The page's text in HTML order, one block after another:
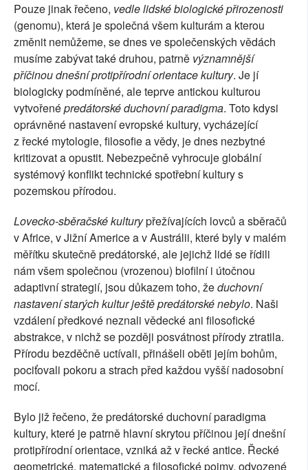
Pouze jinak řečeno, vedle lidské biologické přirozenosti
(genomu), která je společná všem kulturám a kterou
změnit nemůžeme, se dnes ve společenských vědách
musíme zabývat také druhou, patrně významnější
příčinou dnešní protipřírodní orientace kultury. Je jí
biologicky podmíněné, ale teprve antickou kulturou
vytvořenépredátorské duchovní paradigma. Toto kdysi
oprávněné nastavení evropské kultury, vycházející
z řecké mytologie, filosofie a vědy, je dnes nezbytné
kritizovat a opustit. Nebezpečně vyhrocuje globální
systémový konflikt technické spotřební kultury s
pozemskou přírodou.
Lovecko-sběračské kulturypřežívajících lovců a sběračů
v Africe, v Jižní Americe a v Austrálii, které byly v malém
měřítku skutečně predátorské, ale jejichž lidé se řídili
nám všem společnou (vrozenou) biofilní i útočnou
adaptivní strategií, jsou důkazem toho, žeduchovní
nastavení starých kultur ještě predátorské nebylo. Naši
vzdálení předkové neznali vědecké ani filosofické
abstrakce, v nichž se později posvátnost přírody ztratila.
Přírodu bezděčně uctívali, přinášeli oběti jejím bohům,
pociťovali pokoru a strach před každou vyšší nadosobní
mocí.
Bylo již řečeno, že predátorské duchovní paradigma
kultury, které je patrně hlavní skrytou příčinou její dnešní
protipřírodní orientace, vzniká až v řecké antice. Řecké
geometrické, matematické a filosofické pojmy, odvozené